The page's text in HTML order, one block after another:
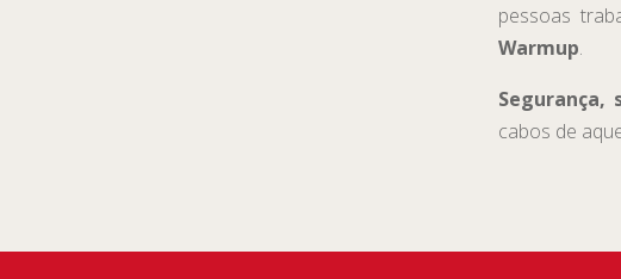
pessoas
Warmup.
Segurança,
cabos de